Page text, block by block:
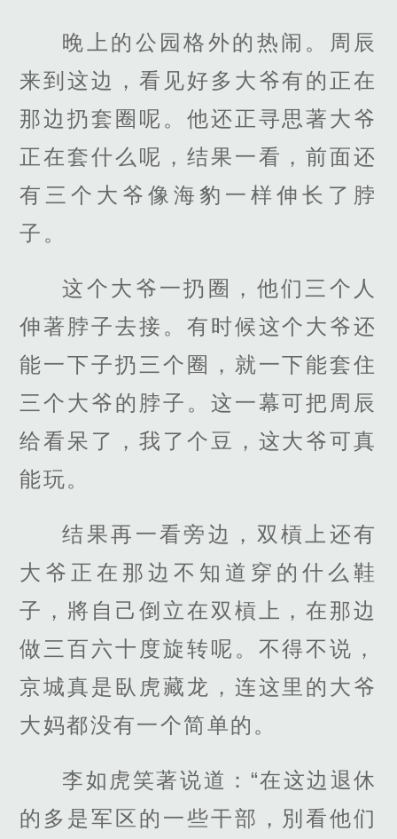
晚上的公园格外的热闹。周辰
来到这边，看见好多大爷有的正在
那边扔套圈呢。他还正寻思著大爷
正在套什么呢，结果一看，前面还
有三个大爷像海豹一样伸长了脖
子。
这个大爷一扔圈，他们三个人
伸著脖子去接。有时候这个大爷还
能一下子扔三个圈，就一下能套住
三个大爷的脖子。这一幕可把周辰
给看呆了，我了个豆，这大爷可真
能玩。
结果再一看旁边，双槓上还有
大爷正在那边不知道穿的什么鞋
子，將自己倒立在双槓上，在那边
做三百六十度旋转呢。不得不说，
京城真是臥虎藏龙，连这里的大爷
大妈都没有一个简单的。
李如虎笑著说道：“在这边退休
的多是军区的一些干部，別看他们